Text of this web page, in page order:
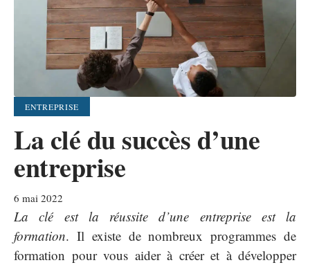
ENTREPRISE
La clé du succès d’une
entreprise
6 mai 2022
La clé est la réussite d’une entreprise est la
formation. Il existe de nombreux programmes de
formation pour vous aider à créer et à développer